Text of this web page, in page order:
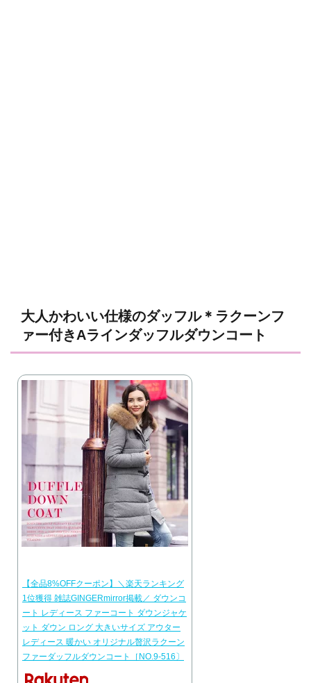
大人かわいい仕様のダッフル＊ラクーンフ
ァー付きAラインダッフルダウンコート
【全品8%OFFクーポン】＼楽天ランキング
1位獲得 雑誌GINGERmirror掲載／ ダウンコ
ート レディース ファーコート ダウンジャケ
ット ダウン ロング 大きいサイズ アウター
レディース 暖かい オリジナル贅沢ラクーン
ファーダッフルダウンコート［NO.9-516〕